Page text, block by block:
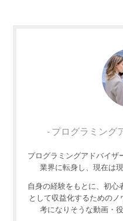
-プログラミング
プログラミングアドバイ
業界に転身し、現在は
自身の経験をもとに、初心
として収益化するための
考になりそうな動画・